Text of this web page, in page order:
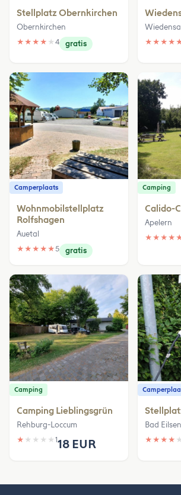
Stellplatz Obernkirchen
Obernkirchen
★ ★ ★ ★ ★ 4 gratis ★ ★ ★ ★
Camperplaats
Wohnmobilstellplatz
Rolfshagen
Auetal
★ ★ ★ ★ ★5 gratis
Camping
Calido-
Apelern
★ ★ ★ ★
Camping
Camping Lieblingsgrün
Rehburg-Loccum
★ ★ ★ ★ ★ 118 EUR
Bad Eilsen
★ ★ ★ ★ ★